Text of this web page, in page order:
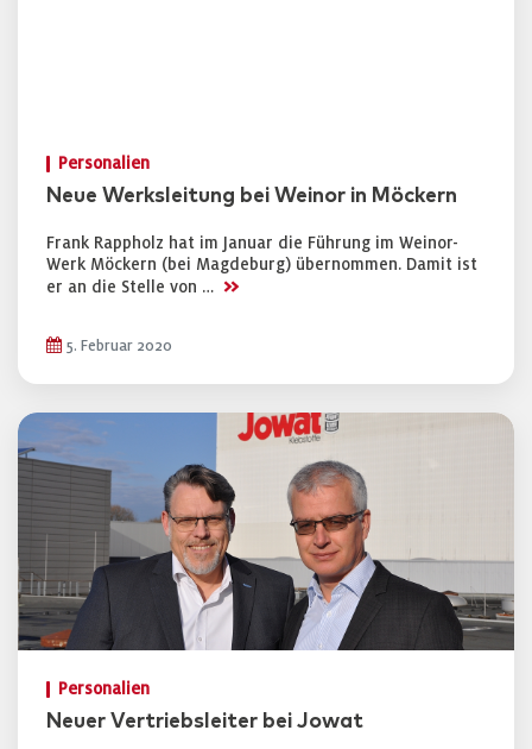
Personalien
Neue Werksleitung bei Weinor in Möckern
Frank Rappholz hat im Januar die Führung im Weinor-
Werk Möckern (bei Magdeburg) übernommen. Damit ist
er an die Stelle von … >>
5. Februar 2020
Personalien
Neuer Vertriebsleiter bei Jowat